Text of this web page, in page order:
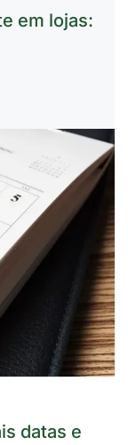
em lojas:
datas e